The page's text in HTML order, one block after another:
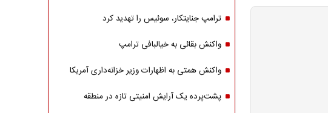
ترامپ جنایتکار، سوئیس را تهدید کرد
واکنش بقائی به خیالبافی ترامپ
واکنش همتی به اظهارات وزیر خزانه‌داری آمریکا
پشت‌پرده یک آرایش امنیتی تازه در منطقه